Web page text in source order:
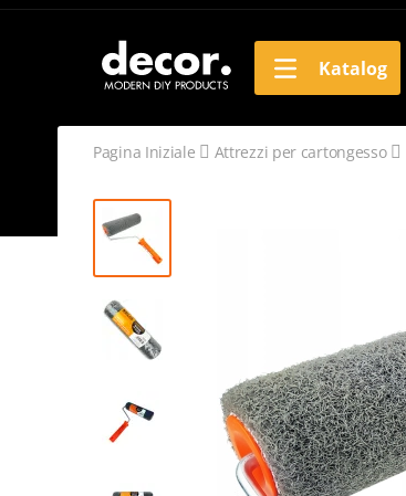
Katalog
Pagina Iniziale Attrezzi per cartongesso